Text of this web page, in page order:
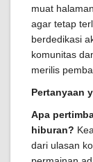
muat
agar tetap
berdedikasi
komunitas
merilis
Pertanyaan
Apa
hiburan?
dari ulasan